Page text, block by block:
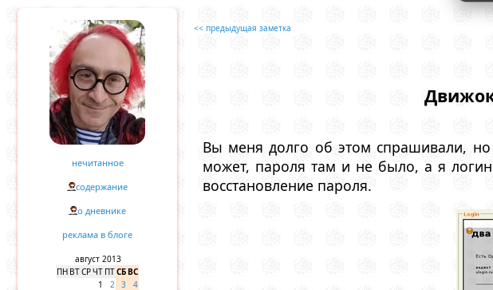
нечитанное
содержание
о дневнике
реклама в блоге
август 2013
ПН ВТСРЧТ ПТСБВС
1
2 3
4
<< предыдущая заметка
Вы меня долго об этом спрашивали,
может, пароля там и не было, а я
восстановление пароля.